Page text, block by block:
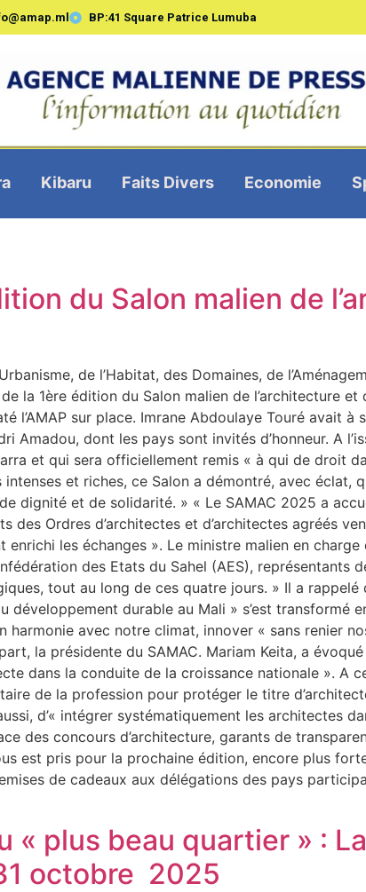
BP:41 Square Patrice Lumuba
Kibaru Faits Divers Economie
du Salon malien de
de l’Habitat, des Domaines, de
la 1ère édition du Salon malien de l’architecture
l’AMAP sur place. Imrane Abdoulaye Touré avait
Amadou, dont les pays sont invités d’honneur. A
et qui sera officiellement remis « à qui de droit
et riches, ce Salon a démontré, avec éclat,
dignité et de solidarité. » « Le SAMAC 2025 a
des Ordres d’architectes et d’architectes agréés
enrichi les échanges ». Le ministre malien en
des Etats du Sahel (AES), représentants
tout au long de ces quatre jours. » Il a
durable au Mali » s’est transformé
avec notre climat, innover « sans renier
la présidente du SAMAC. Mariam Keita, a
dans la conduite de la croissance nationale ». A
de la profession pour protéger le titre
d’« intégrer systématiquement les architectes
des concours d’architecture, garants de
est pris pour la prochaine édition, encore plus
de cadeaux aux délégations des pays
« plus beau quartier » :
octobre 2025